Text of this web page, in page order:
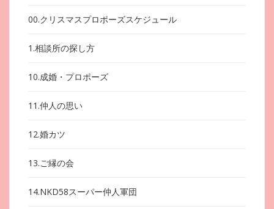
00.クリスマスプロポーズスケジュール
1.相談所の探し方
10.成婚・プロポーズ
11.仲人の思い
12.婚カツ
13.ご縁の会
14.NKD58スーパー仲人軍団